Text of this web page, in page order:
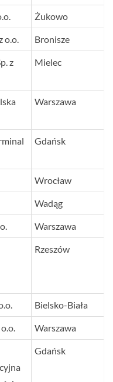
Żukowo
o.o. Bronisze
z
Mielec
Warszawa
Gdańsk
Wrocław
Wadąg
Warszawa
Rzeszów
Bielsko-Biała
Warszawa
Gdańsk